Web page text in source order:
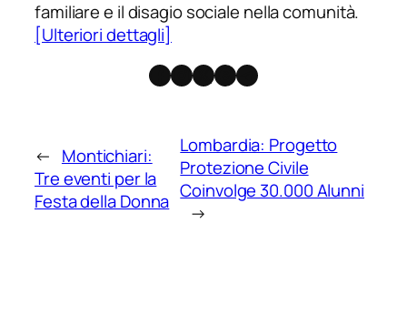
familiare e il disagio sociale nella comunità.
[Ulteriori dettagli]
Facebook
Instagram
X Threads
Telegram
← Montichiari:
Tre eventi per la
Festa della Donna
Lombardia: Progetto
Protezione Civile
Coinvolge 30.000 Alunni
→